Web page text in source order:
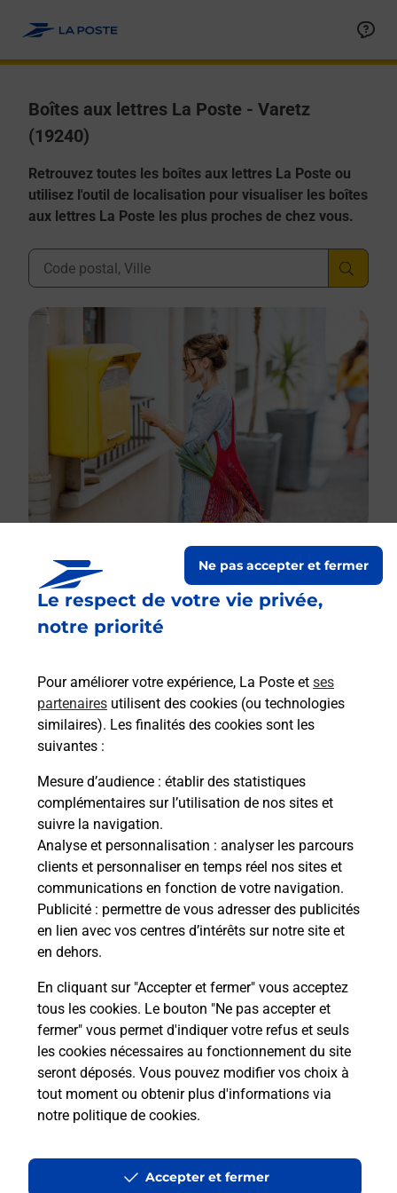
Le respect de votre vie privée,
notre priorité
Pour améliorer votre expérience, La Poste et ses
partenaires utilisent des cookies (ou technologies
similaires). Les finalités des cookies sont les
suivantes :
Mesure d’audience : établir des statistiques
complémentaires sur l’utilisation de nos sites et
suivre la navigation.
Analyse et personnalisation : analyser les parcours
clients et personnaliser en temps réel nos sites et
communications en fonction de votre navigation.
Publicité : permettre de vous adresser des publicités
en lien avec vos centres d’intérêts sur notre site et
en dehors.
En cliquant sur "Accepter et fermer" vous acceptez
tous les cookies. Le bouton "Ne pas accepter et
fermer" vous permet d'indiquer votre refus et seuls
les cookies nécessaires au fonctionnement du site
seront déposés. Vous pouvez modifier vos choix à
tout moment ou obtenir plus d'informations via
notre politique de cookies.
Ne pas accepter et fermer
Accepter et fermer
Boîtes aux lettres La Poste - Varetz
(19240)
Retrouvez toutes les boîtes aux lettres La Poste ou
utilisez l'outil de localisation pour visualiser les boîtes
aux lettres La Poste les plus proches de chez vous.
Ville, Département, Code Postal
Boîte aux lettres La Poste
2 Rue Ludovic Bourzat
19240 Varetz
Le lien s'ouvre dans un nouvel onglet
Boîte aux Lettres La Poste
Collecte du courrier aujourd'hui à 09h00
1 Rue Des Lilas
19240 Varetz
Le lien s'ouvre dans un nouvel onglet
Localiser Liste Boîtes aux lettres Corrèze Varetz
Accessibilité : partiellement conforme